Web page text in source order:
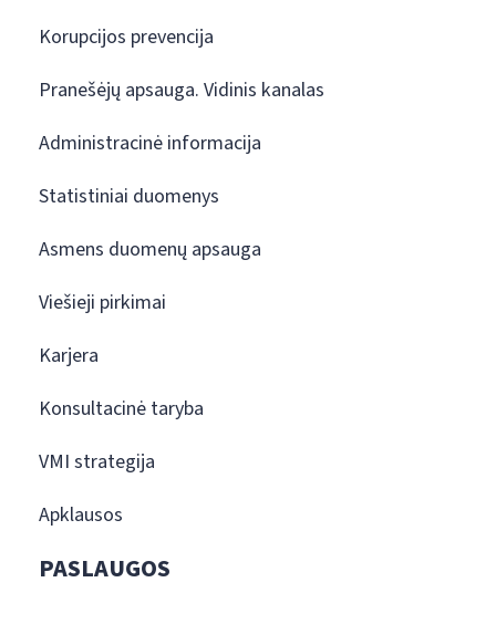
Korupcijos prevencija
Pranešėjų apsauga. Vidinis kanalas
Administracinė informacija
Statistiniai duomenys
Asmens duomenų apsauga
Viešieji pirkimai
Karjera
Konsultacinė taryba
VMI strategija
Apklausos
PASLAUGOS